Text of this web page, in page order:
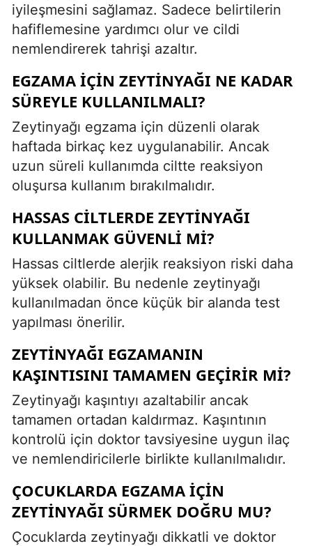
iyileşmesini sağlamaz. Sadece belirtilerin
hafiflemesine yardımcı olur ve cildi
nemlendirerek tahrişi azaltır.
EGZAMA IÇIN ZEYTINYAĞI NE KADAR
SÜREYLE KULLANILMALI?
Zeytinyağı egzama için düzenli olarak
haftada birkaç kez uygulanabilir. Ancak
uzun süreli kullanımda ciltte reaksiyon
oluşursa kullanım bırakılmalıdır.
HASSAS CILTLERDE ZEYTINYAĞI
KULLANMAK GÜVENLI MI?
Hassas ciltlerde alerjik reaksiyon riski daha
yüksek olabilir. Bu nedenle zeytinyağı
kullanılmadan önce küçük bir alanda test
yapılması önerilir.
ZEYTINYAĞI EGZAMANIN
KAŞINTISINI TAMAMEN GEÇIRIR MI?
Zeytinyağı kaşıntıyı azaltabilir ancak
tamamen ortadan kaldırmaz. Kaşıntının
kontrolü için doktor tavsiyesine uygun ilaç
ve nemlendiricilerle birlikte kullanılmalıdır.
ÇOCUKLARDA EGZAMA IÇIN
ZEYTINYAĞI SÜRMEK DOĞRU MU?
Çocuklarda zeytinyağı dikkatli ve doktor